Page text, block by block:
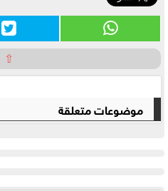
⇧
موضوعات متعلقة